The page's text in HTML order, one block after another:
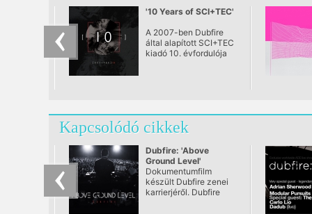
'10 Years of SCI+TEC'
A 2007-ben Dubfire
által alapított SCI+TEC
kiadó 10. évfordulója
Kapcsolódó cikkek
Dubfire: 'Above
Ground Level'
dokumentumfilm
Dokumentumfilm
készült Dubfire zenei
karrierjéről. Dubfire